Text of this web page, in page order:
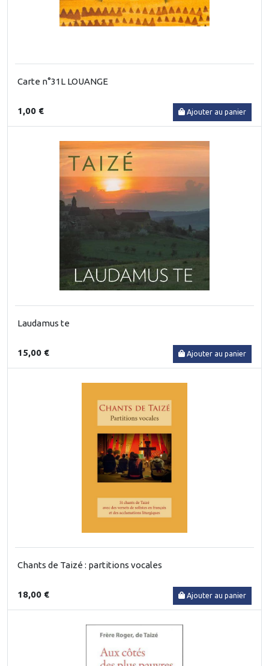
Carte n°31L LOUANGE
1,00 € Ajouter au panier
Laudamus te
15,00 € Ajouter au panier
Chants de Taizé : partitions vocales
18,00 € Ajouter au panier